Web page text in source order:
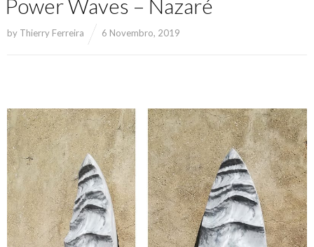
Power Waves – Nazaré
by Thierry Ferreira 6 Novembro, 2019